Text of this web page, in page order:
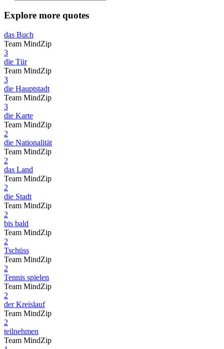
Explore more quotes
das Buch
Team MindZip
3
die Tür
Team MindZip
3
die Hauptstadt
Team MindZip
3
die Karte
Team MindZip
2
die Nationalität
Team MindZip
2
das Land
Team MindZip
2
die Stadt
Team MindZip
2
bis bald
Team MindZip
2
Tschüss
Team MindZip
2
Tennis spielen
Team MindZip
2
der Kreislauf
Team MindZip
2
teilnehmen
Team MindZip